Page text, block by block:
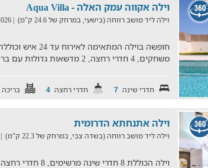
וילה אקווה עמק האלה - Aqua Villa
וילה ליד מושב רווחה (בישעי, במרחק של 24.6 ק"מ) | 06/08/2026
משחקים, 4 חדרי רחצה, 2 מדשאות גדולות עם בריכה מחוממת ומגודרת, שו
חדרי שינה 7 חדרי רחצה 4 בריכה
וילה אתנחתא הדרומית
וילה ליד מושב רווחה (בשדה צבי, במרחק של 22.3 ק"מ)